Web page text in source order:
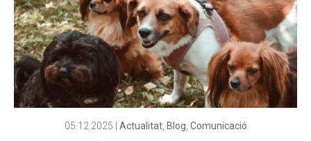
05.12.2025 Actualitat, Blog Comunicació
Missió i valors
Els comptes clars
Memòria d'activitats
Proposta educativa
ACTUALITAT
Missió i valors
Els comptes clars
Memòria d'activitats
Proposta educativa
ACTUALITAT